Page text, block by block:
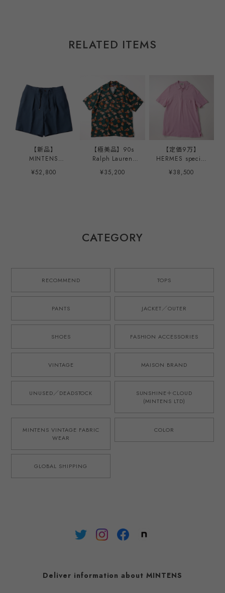
RELATED ITEMS
【新品】
MINTENS
Vintage made in
ENGLAND Fabric
ブルー 日本製 ゴ
ムウエスト ウール
ブランド M-52モ
W31~33・実寸
W34~36
¥52,800
【極美品】90s
Ralph Lauren
special rayon
shirt Green S/S
ントコンディショ
¥35,200
【定価9万】
HERMES special
polo shirt made
in Italy mint
¥38,500
CATEGORY
RECOMMEND TOPS
PANTS JACKET／OUTER
SHOES FASHION ACCESSORIES
VINTAGE MAISON BRAND
UNUSED／DEADSTOCK
SUNSHINE＋CLOUD
(MINTENS LTD)
MINTENS VINTAGE FABRIC
WEAR
COLOR
GLOBAL SHIPPING
Deliver information about MINTENS